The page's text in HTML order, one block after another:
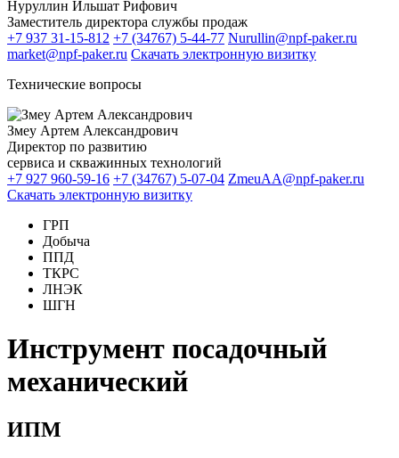
Нуруллин Ильшат Рифович
Заместитель директора службы продаж
+7 937 31-15-812 +7 (34767) 5-44-77 Nurullin@npf-paker.ru
market@npf-paker.ru Скачать электронную визитку
Технические вопросы
Змеу Артем Александрович
Директор по развитию
сервиса и скважинных технологий
+7 927 960-59-16 +7 (34767) 5-07-04 ZmeuAA@npf-paker.ru
Скачать электронную визитку
ГРП
Добыча
ППД
ТКРС
ЛНЭК
ШГН
Инструмент посадочный
механический
ИПМ